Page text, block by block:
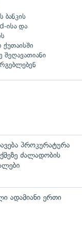
ბანკის
ისა და
პროკურატურა
ძალადობის
ადამიანი ერთი